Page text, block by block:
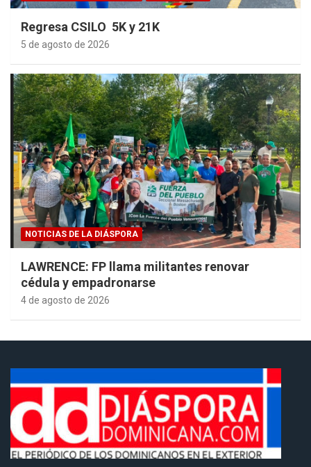
Regresa CSILO 5K y 21K
5 de agosto de 2026
NOTICIAS DE LA DIÁSPORA
LAWRENCE: FP llama militantes renovar
cédula y empadronarse
4 de agosto de 2026